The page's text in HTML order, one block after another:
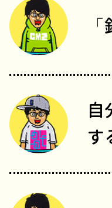
自
す